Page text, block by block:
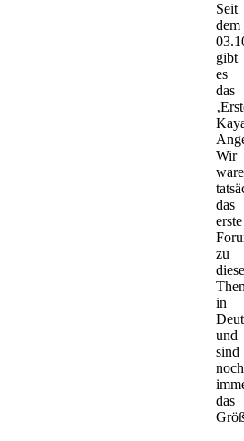
Seit
dem
gibt
es
das
Wir
das
erste
zu
in
und
sind
noch
das